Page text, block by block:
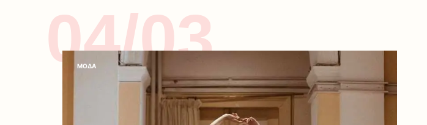
04/03
ΜΟΔΑ